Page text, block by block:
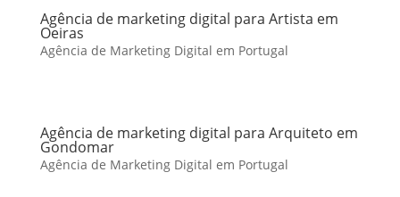
Agência de marketing digital para Artista em
Oeiras
Agência de Marketing Digital em Portugal
Agência de marketing digital para Arquiteto em
Gondomar
Agência de Marketing Digital em Portugal